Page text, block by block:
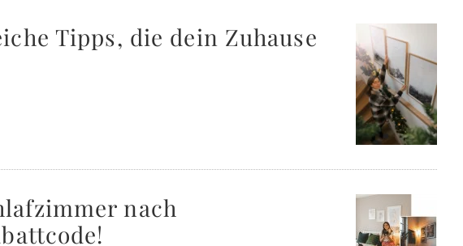
Tipps, die dein Zuhause
nach